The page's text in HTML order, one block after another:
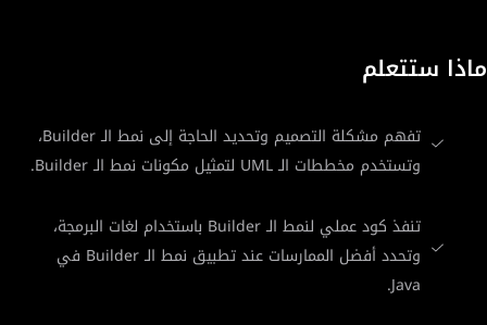
ماذا ستتعلم
تفهم مشكلة التصميم وتحديد الحاجة إلى نمط الـ Builder،
وتستخدم مخططات الـ UML لتمثيل مكونات نمط الـ Builder.
تنفذ كود عملي لنمط الـ Builder باستخدام لغات البرمجة،
وتحدد أفضل الممارسات عند تطبيق نمط الـ Builder في
Java.